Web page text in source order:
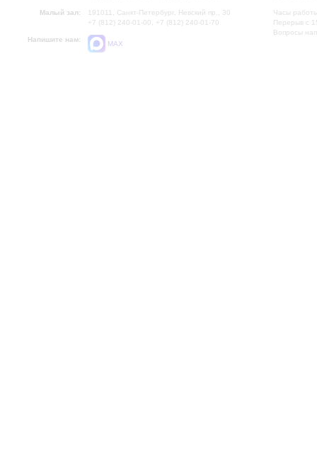
Малый зал:
191011, Санкт-Петербург, Невский пр., 30
+7 (812) 240-01-00, +7 (812) 240-01-70
Напишите нам:
MAX
Часы
Перерыв с
Вопросы